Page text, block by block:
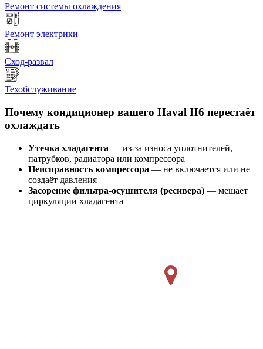
Ремонт системы охлаждения
Ремонт электрики
Сход-развал
Техобслуживание
Почему кондиционер вашего Haval H6 перестаёт
охлаждать
Утечка хладагента — из-за износа уплотнителей,
патрубков, радиатора или компрессора
Неисправность компрессора — не включается или не
создаёт давления
Засорение фильтра-осушителя (ресивера) — мешает
циркуляции хладагента